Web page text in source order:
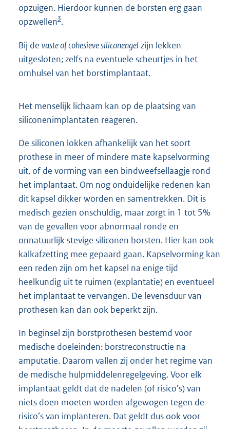
opzuigen. Hierdoor kunnen de borsten erg gaan
opzwellen3.
Bij de vaste of cohesieve siliconengelzijn lekken
uitgesloten; zelfs na eventuele scheurtjes in het
omhulsel van het borstimplantaat.
Het menselijk lichaam kan op de plaatsing van
siliconenimplantaten reageren.
De siliconen lokken afhankelijk van het soort
prothese in meer of mindere mate kapselvorming
uit, of de vorming van een bindweefsellaagje rond
het implantaat. Om nog onduidelijke redenen kan
dit kapsel dikker worden en samentrekken. Dit is
medisch gezien onschuldig, maar zorgt in 1 tot 5%
van de gevallen voor abnormaal ronde en
onnatuurlijk stevige siliconen borsten. Hier kan ook
kalkafzetting mee gepaard gaan. Kapselvorming kan
een reden zijn om het kapsel na enige tijd
heelkundig uit te ruimen (explantatie) en eventueel
het implantaat te vervangen. De levensduur van
prothesen kan dan ook beperkt zijn.
In beginsel zijn borstprothesen bestemd voor
medische doeleinden: borstreconstructie na
amputatie. Daarom vallen zij onder het regime van
de medische hulpmiddelenregelgeving. Voor elk
implantaat geldt dat de nadelen (of risico’s) van
niets doen moeten worden afgewogen tegen de
risico’s van implanteren. Dat geldt dus ook voor